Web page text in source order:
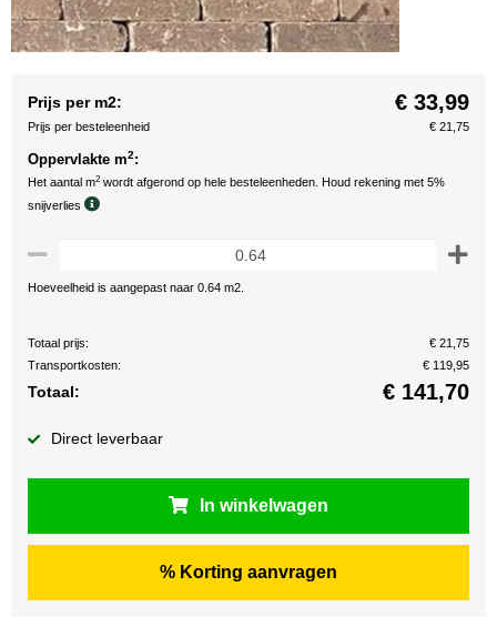
Prijs per m2: € 33,99
Prijs per besteleenheid € 21,75
Oppervlakte m2:
Het aantal m2 wordt afgerond op hele besteleenheden. Houd rekening met 5%
snijverlies
Hoeveelheid is aangepast naar 0.64 m2.
Totaal prijs:
€ 21,75
Transportkosten:
€ 119,95
Totaal: € 141,70
Direct leverbaar
In winkelwagen
% Korting aanvragen